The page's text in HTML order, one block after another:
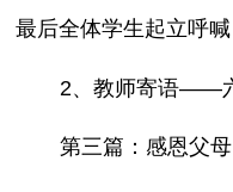
最后全体学生起立呼
2、教师寄语——
第三篇：感恩父母